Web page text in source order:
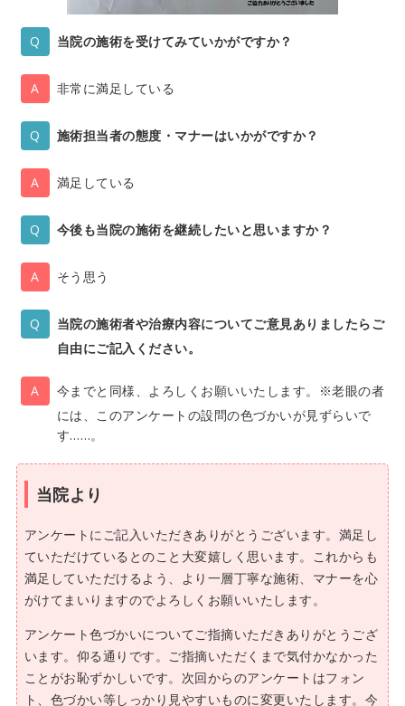
当院の施術を受けてみていかがですか？
非常に満足している
施術担当者の態度・マナーはいかがですか？
満足している
今後も当院の施術を継続したいと思いますか？
そう思う
当院の施術者や治療内容についてご意見ありましたらご
自由にご記入ください。
今までと同様、よろしくお願いいたします。※老眼の者
には、このアンケートの設問の色づかいが見ずらいで
す……。
当院より
アンケートにご記入いただきありがとうございます。満足し
ていただけているとのこと大変嬉しく思います。これからも
満足していただけるよう、より一層丁寧な施術、マナーを心
がけてまいりますのでよろしくお願いいたします。
アンケート色づかいについてご指摘いただきありがとうござ
います。仰る通りです。ご指摘いただくまで気付かなかった
ことがお恥ずかしいです。次回からのアンケートはフォン
ト、色づかい等しっかり見やすいものに変更いたします。今